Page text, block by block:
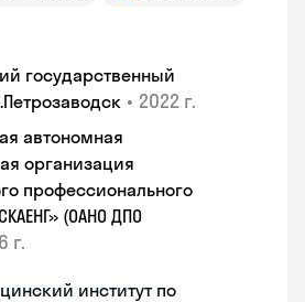
государственный
• 2022 г.
автономная
организация
профессионального
(ОАНО ДПО
г.
институт по